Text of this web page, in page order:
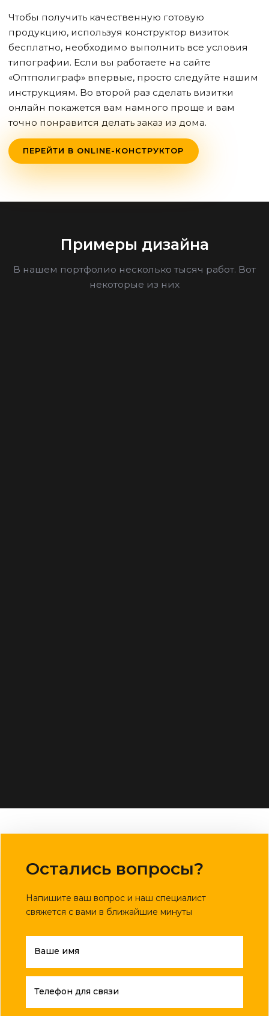
Чтобы получить качественную готовую
продукцию, используя конструктор визиток
бесплатно, необходимо выполнить все условия
типографии. Если вы работаете на сайте
«Оптполиграф» впервые, просто следуйте нашим
инструкциям. Во второй раз сделать визитки
онлайн покажется вам намного проще и вам
точно понравится делать заказ из дома.
ПЕРЕЙТИ В ONLINE-КОНСТРУКТОР
Примеры дизайна
В нашем портфолио несколько тысяч работ. Вот
некоторые из них
Остались вопросы?
Напишите ваш вопрос и наш специалист
свяжется с вами в ближайшие минуты
Ваше имя
Телефон для связи